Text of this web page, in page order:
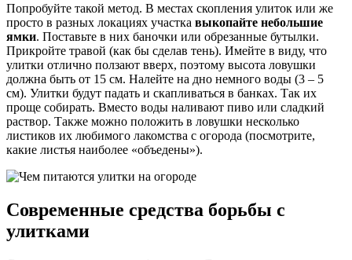
Попробуйте такой метод. В местах скопления улиток или же
просто в разных локациях участка выкопайте небольшие
ямки. Поставьте в них баночки или обрезанные бутылки.
Прикройте травой (как бы сделав тень). Имейте в виду, что
улитки отлично ползают вверх, поэтому высота ловушки
должна быть от 15 см. Налейте на дно немного воды (3 – 5
см). Улитки будут падать и скапливаться в банках. Так их
проще собирать. Вместо воды наливают пиво или сладкий
раствор. Также можно положить в ловушки несколько
листиков их любимого лакомства с огорода (посмотрите,
какие листья наиболее «объедены»).
Современные средства борьбы с
улитками